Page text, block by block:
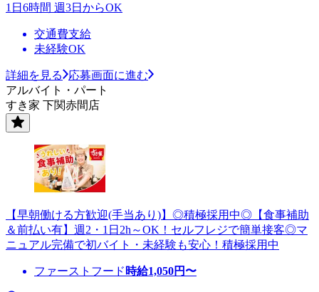
1日6時間 週3日からOK
交通費支給
未経験OK
詳細を見る
応募画面に進む
アルバイト・パート
すき家 下関赤間店
【早朝働ける方歓迎(手当あり)】◎積極採用中◎【食事補助
＆前払い有】週2・1日2h～OK！セルフレジで簡単接客◎マ
ニュアル完備で初バイト・未経験も安心！積極採用中
ファーストフード 時給1,050円〜